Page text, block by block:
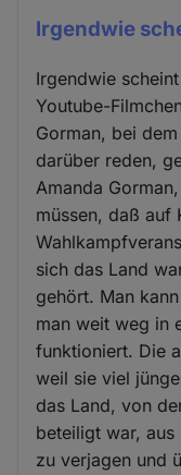
Irgendwie
Irgendwie
Youtube-
Gorman, bei
darüber reden,
Amanda
müssen, daß auf
sich das Land
gehört. Man
man weit weg in
funktioniert. Die
weil sie viel
das Land, von
beteiligt war,
zu verjagen und